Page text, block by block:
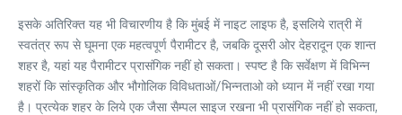
इसके अतिरिक्त यह भी विचारणीय है कि मुंबई में नाइट लाइफ है, इसलिये रात्री में
स्वतंत्र रूप से घूमना एक महत्वपूर्ण पैरामीटर है, जबकि दूसरी ओर देहरादून एक शान्त
शहर है, यहां यह पैरामीटर प्रासंगिक नहीं हो सकता। स्पष्ट है कि सर्वेक्षण में विभिन्न
शहरों कि सांस्कृतिक और भौगोलिक विविधताओं/भिन्नताओ को ध्यान में नहीं रखा गया
है। प्रत्येक शहर के लिये एक जैसा सैम्पल साइज रखना भी प्रासंगिक नहीं हो सकता,